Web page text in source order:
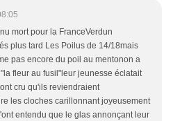
mort pour la FranceVerdun
plus tard Les Poilus de 14/18mais
pas encore du poil au mentonon a
fleur au fusil"leur jeunesse éclatait
cru qu'ils reviendraient
les cloches carillonnant joyeusement
entendu que le glas annonçant leur